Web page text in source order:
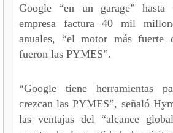
Google “en un garage”
empresa factura 40 mil
anuales, “el motor más fuerte
fueron las PYMES”.
“Google tiene herramientas
crezcan las PYMES”, señaló
las ventajas del “alcance